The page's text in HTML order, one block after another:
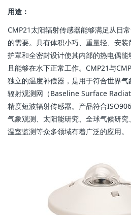
用途：
CMP21太阳辐射传感器能够满足从日
的需要。具有体积小巧、重量轻、安
护罩和全密封设计使其内部的热电偶
且能够在水下正常工作。CMP21与
独立的温度补偿器，是用于符合世界
辐射观测网（Baseline Surface
精度短波辐射传感器。产品符合
气象观测、太阳能研究、全球气候研究
温室监测等众多领域有着广泛的应用。